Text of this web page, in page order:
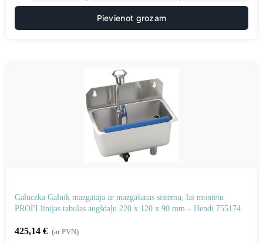
Pievienot grozam
Gałuczka Gałnik mazgātāja ar mazgāšanas sistēmu, lai montētu
PROFI līnijas tabulas augšdaļu 220 x 120 x 90 mm – Hendi 755174
425,14 € (ar PVN)